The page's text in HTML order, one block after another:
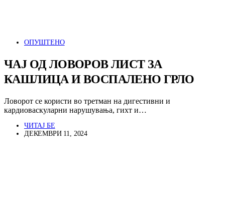
ОПУШТЕНО
ЧАЈ ОД ЛОВОРОВ ЛИСТ ЗА
КАШЛИЦА И ВОСПАЛЕНО ГРЛО
Ловорот се користи во третман на дигестивни и
кардиоваскуларни нарушувања, гихт и…
ЧИТАЈ БЕ
ДЕКЕМВРИ 11, 2024